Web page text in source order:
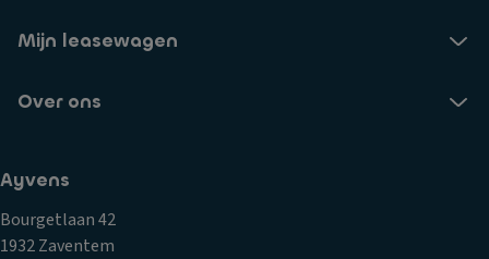
Mijn leasewagen
Over ons
Ayvens
Bourgetlaan 42
1932 Zaventem